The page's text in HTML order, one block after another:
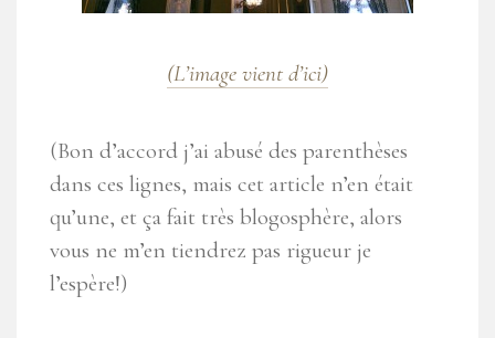
(L’image vient d’ici)
(Bon d’accord j’ai abusé des parenthèses
dans ces lignes, mais cet article n’en était
qu’une, et ça fait très blogosphère, alors
vous ne m’en tiendrez pas rigueur je
l’espère!)